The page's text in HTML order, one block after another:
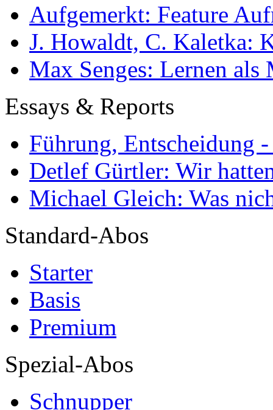
Aufgemerkt: Feature
J. Howaldt, C. Kaletka:
Max Senges: Lernen als
Essays & Reports
Führung, Entscheidung
Detlef Gürtler: Wir
Michael Gleich: Was
Standard-Abos
Starter
Basis
Premium
Spezial-Abos
Schnupper